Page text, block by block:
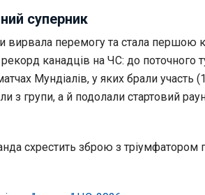
суперник
вирвала перемогу та стала першою
канадців на ЧС: до поточного
Мундіалів, у яких брали участь
з групи, а й подолали стартовий
схрестить зброю з тріумфатором